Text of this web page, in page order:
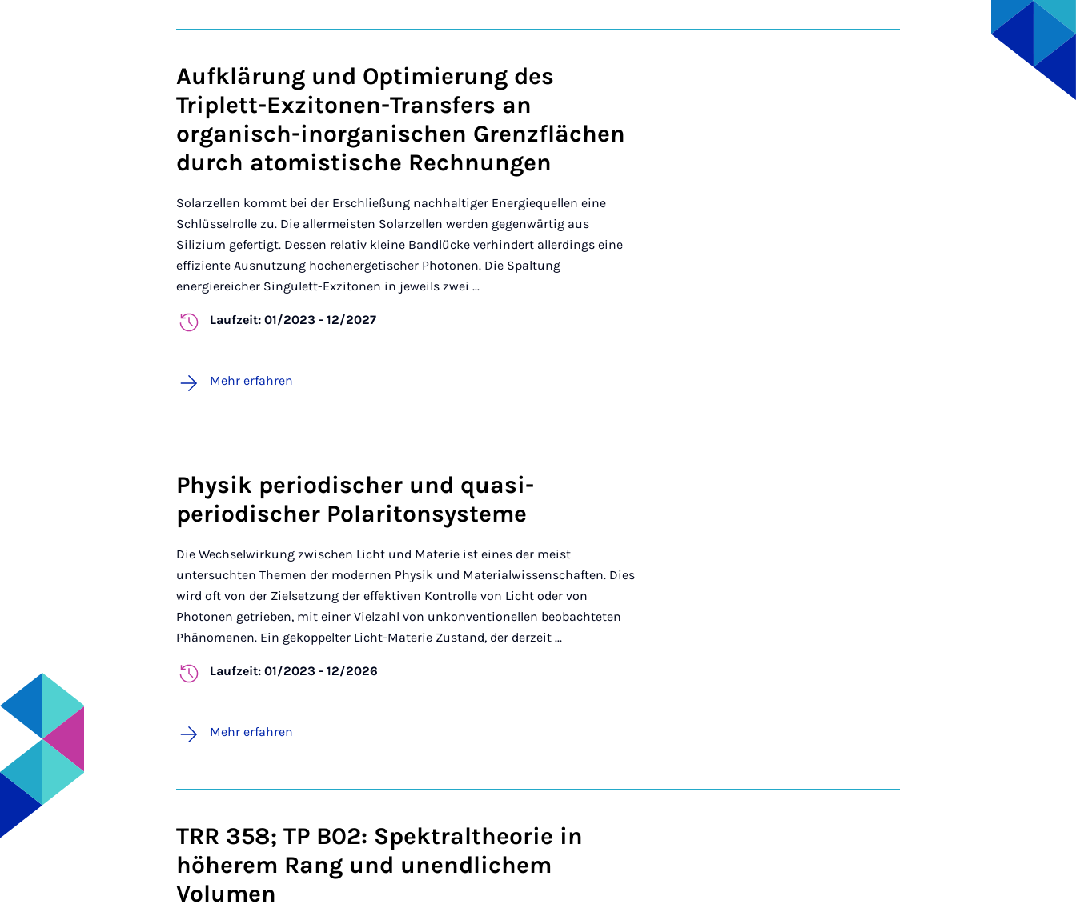
Aufklärung und Optimierung des
Triplett-Exzitonen-Transfers an
organisch-inorganischen Grenzflächen
durch atomistische Rechnungen
Solarzellen kommt bei der Erschließung nachhaltiger Energiequellen eine
Schlüsselrolle zu. Die allermeisten Solarzellen werden gegenwärtig aus
Silizium gefertigt. Dessen relativ kleine Bandlücke verhindert allerdings eine
effiziente Ausnutzung hochenergetischer Photonen. Die Spaltung
energiereicher Singulett-Exzitonen in jeweils zwei ...
Laufzeit: 01/2023 - 12/2027
Mehr erfahren
Physik periodischer und quasi-
periodischer Polaritonsysteme
Die Wechselwirkung zwischen Licht und Materie ist eines der meist
untersuchten Themen der modernen Physik und Materialwissenschaften. Dies
wird oft von der Zielsetzung der effektiven Kontrolle von Licht oder von
Photonen getrieben, mit einer Vielzahl von unkonventionellen beobachteten
Phänomenen. Ein gekoppelter Licht-Materie Zustand, der derzeit ...
Laufzeit: 01/2023 - 12/2026
Mehr erfahren
TRR 358; TP B02: Spektraltheorie in
höherem Rang und unendlichem
Volumen